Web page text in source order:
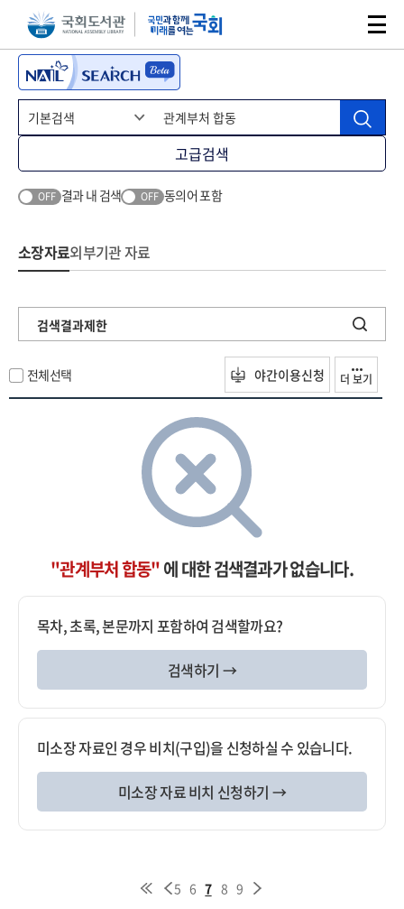
본문 바로가기주메뉴 바로가기
고급검색
OFF 결과 내 검색 OFF 동의어 포함
소장자료외부기관 자료
검색결과제한
전체선택 야간이용신청 더 보기
"관계부처 합동"에 대한 검색결과가 없습니다.
목차, 초록, 본문까지 포함하여 검색할까요?
검색하기 →
미소장 자료인 경우 비치(구입)을 신청하실 수 있습니다.
미소장 자료 비치 신청하기 →
5 6 7 8 9